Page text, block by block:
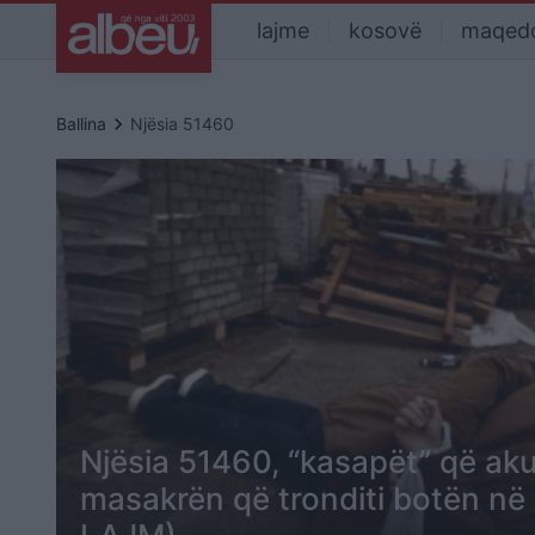
lajme kosovë
Ballina keyboard_arrow_right Njësia 51460
Njësia 51460, “kasapët” që
masakrën që tronditi botën në